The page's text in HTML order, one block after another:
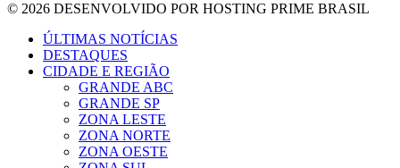
© 2026 DESENVOLVIDO POR HOSTING PRIME BRASIL
ÚLTIMAS NOTÍCIAS
DESTAQUES
CIDADE E REGIÃO
GRANDE ABC
GRANDE SP
ZONA LESTE
ZONA NORTE
ZONA OESTE